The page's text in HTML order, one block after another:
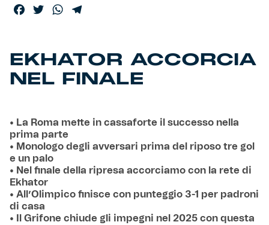
Facebook
TwitterWhatsApp
EKHATOR ACCORCIA
NEL FINALE
• La Roma mette in cassaforte il successo nella
prima parte
• Monologo degli avversari prima del riposo tre gol
e un palo
• Nel finale della ripresa accorciamo con la rete di
Ekhator
• All’Olimpico finisce con punteggio 3-1 per padroni
di casa
• Il Grifone chiude gli impegni nel 2025 con questa